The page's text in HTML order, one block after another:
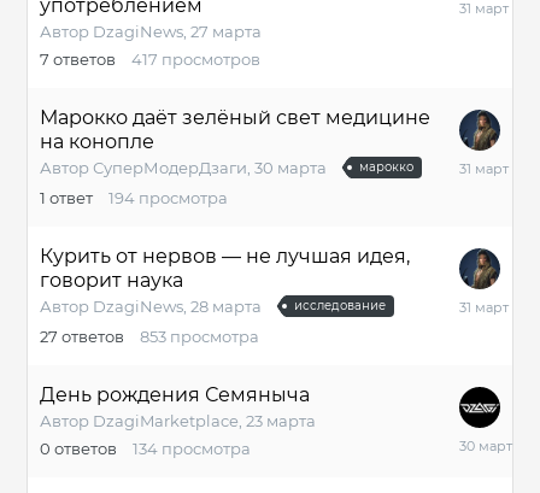
употреблением
Автор DzagiNews, 27 марта
7 ответов 417 просмотров
Марокко даёт зелёный свет медицине
на конопле
АвторСуперМодерДзаги, 30 марта марокко
1 ответ 194 просмотра
31
Курить от нервов — не лучшая идея,
говорит наука
Автор DzagiNews 28 марта исследование
27 ответов 853 просмотра
31
День рождения Семяныча
Автор DzagiMarketplace 23 марта
0 ответов 134 просмотра
30